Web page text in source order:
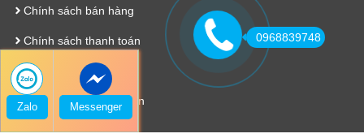
Chính sách bán hàng
Chính sách thanh toán
Chính sách bảo hành
Chính sách vận chuyển
Chính sách bảo mật
0968839748
Zalo Messenger